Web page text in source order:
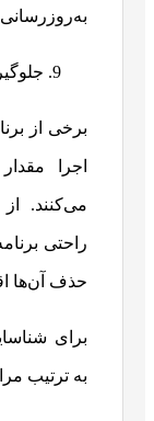
برخی از
اجرا
می‌کنند.
راحتی
حذف آن‌ها
برای
به ترتیب